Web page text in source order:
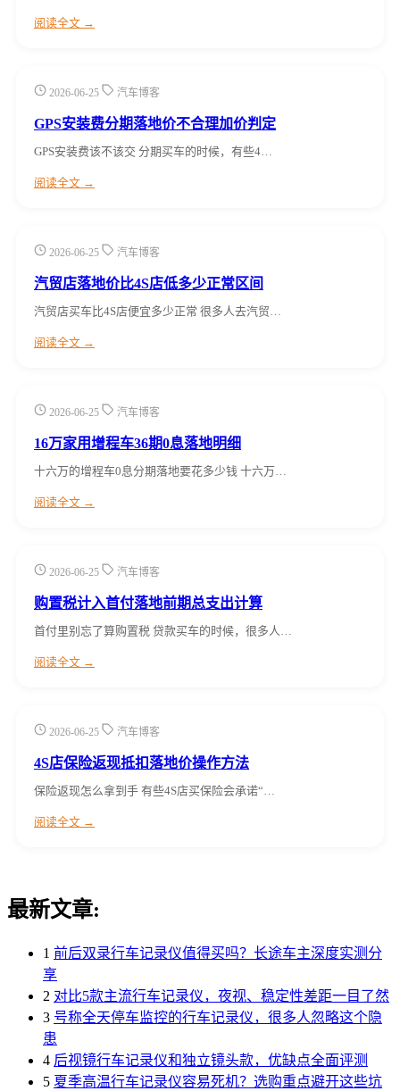
阅读全文 →
2026-06-25 汽车博客
GPS安装费分期落地价不合理加价判定
GPS安装费该不该交 分期买车的时候，有些4…
阅读全文 →
2026-06-25 汽车博客
汽贸店落地价比4S店低多少正常区间
汽贸店买车比4S店便宜多少正常 很多人去汽贸…
阅读全文 →
2026-06-25 汽车博客
16万家用增程车36期0息落地明细
十六万的增程车0息分期落地要花多少钱 十六万…
阅读全文 →
2026-06-25 汽车博客
购置税计入首付落地前期总支出计算
首付里别忘了算购置税 贷款买车的时候，很多人…
阅读全文 →
2026-06-25 汽车博客
4S店保险返现抵扣落地价操作方法
保险返现怎么拿到手 有些4S店买保险会承诺“…
阅读全文 →
最新文章:
1 前后双录行车记录仪值得买吗？长途车主深度实测分
享
2 对比5款主流行车记录仪，夜视、稳定性差距一目了然
3 号称全天停车监控的行车记录仪，很多人忽略这个隐
患
4 后视镜行车记录仪和独立镜头款，优缺点全面评测
5 夏季高温行车记录仪容易死机？选购重点避开这些坑